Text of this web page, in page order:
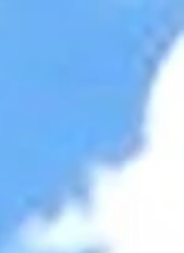
Dark contrast
Light contrast
Low saturation
High saturation